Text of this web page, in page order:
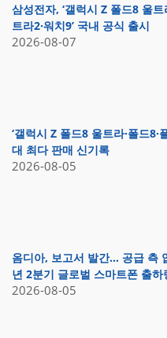
삼성전자, ‘갤럭시 Z 폴드8 울트
트라2·워치9’ 국내 공식 출시
2026-08-07
‘갤럭시 Z 폴드8 울트라·폴드
대 최다 판매 신기록
2026-08-05
옴디아, 보고서 발간… 공급 측
년 2분기 글로벌 스마트폰 출
2026-08-05